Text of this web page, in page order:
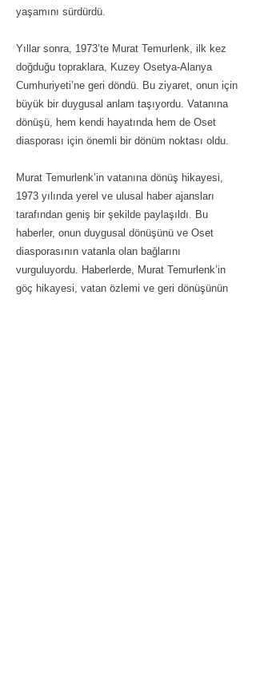
yaşamını sürdürdü.
Yıllar sonra, 1973’te Murat Temurlenk, ilk kez
doğduğu topraklara, Kuzey Osetya-Alanya
Cumhuriyeti’ne geri döndü. Bu ziyaret, onun için
büyük bir duygusal anlam taşıyordu. Vatanına
dönüşü, hem kendi hayatında hem de Oset
diasporası için önemli bir dönüm noktası oldu.
Murat Temurlenk’in vatanına dönüş hikayesi,
1973 yılında yerel ve ulusal haber ajansları
tarafından geniş bir şekilde paylaşıldı. Bu
haberler, onun duygusal dönüşünü ve Oset
diasporasının vatanla olan bağlarını
vurguluyordu. Haberlerde, Murat Temurlenk’in
göç hikayesi, vatan özlemi ve geri dönüşünün